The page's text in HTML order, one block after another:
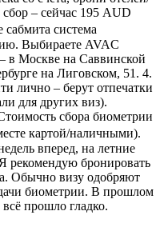
– сейчас 195 AUD
система
Выбираете AVAC
в Москве на Саввинской
на Лиговском, 51. 4.
лично – берут отпечатки
для других виз).
сбора биометрии
картой/наличными).
вперед, на летние
рекомендую бронировать
Обычно визу одобряют
биометрии. В прошлом
прошло гладко.